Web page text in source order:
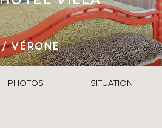
VÉRONE
PHOTOS SITUATION